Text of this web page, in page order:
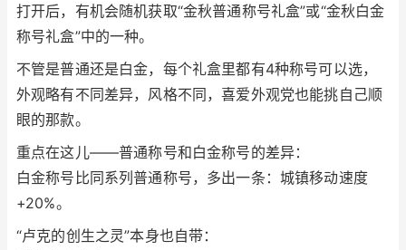
打开后，有机会随机获取“金秋普通称号礼盒”或“金秋白金
称号礼盒”中的一种。
不管是普通还是白金，每个礼盒里都有4种称号可以选，
外观略有不同差异，风格不同，喜爱外观党也能挑自己顺
眼的那款。
重点在这儿——普通称号和白金称号的差异：
白金称号比同系列普通称号，多出一条：城镇移动速度
+20%。
“卢克的创生之灵”本身也自带：